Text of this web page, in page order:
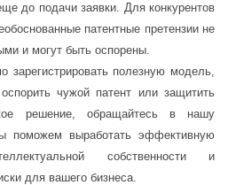
до подачи заявки. Для конкурентов
патентные претензии не
и могут быть оспорены.
зарегистрировать полезную модель,
чужой патент или защитить
решение, обращайтесь в нашу
поможем выработать эффективную
собственности и
для вашего бизнеса.